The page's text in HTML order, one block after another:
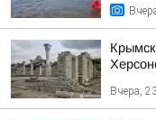
Вчера,